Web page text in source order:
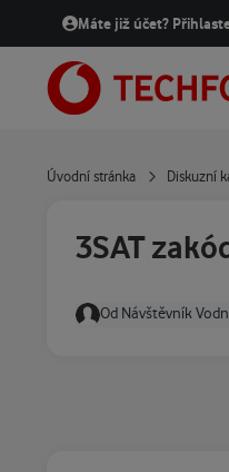
Přejít na obsah
Máte již účet?
Úvodní stránka Diskuzní
3SAT
Od Návštěvník